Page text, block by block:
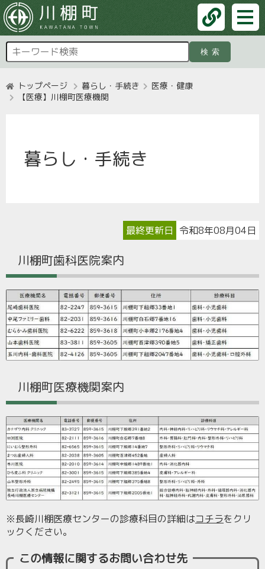
検索
トップページ 暮らし・手続き
医療・健康
【医療】川棚町医療機関
暮らし・手続き
最終更新日 令和8年08月04日
川棚町歯科医院案内
川棚町医療機関案内
※長崎川棚医療センターの診療科目の詳細はコチラをクリ
ックください。
この情報に関するお問い合わせ先